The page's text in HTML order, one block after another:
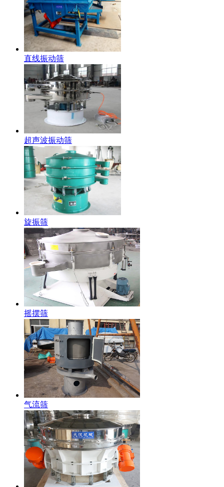
直线振动筛
超声波振动筛
旋振筛
摇摆筛
气流筛